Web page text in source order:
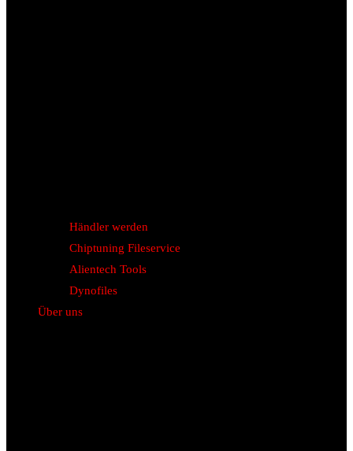
Händler werden
Chiptuning Fileservice
Alientech Tools
Dynofiles
Über uns